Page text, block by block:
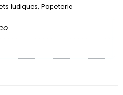
ludiques, Papeterie